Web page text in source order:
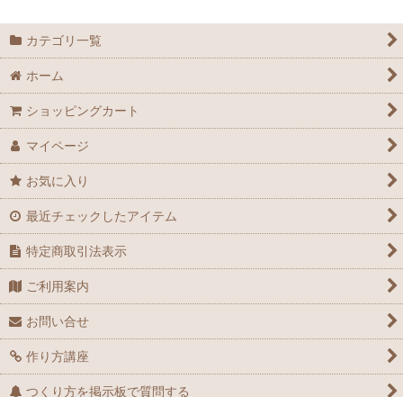
カテゴリ一覧
ホーム
ショッピングカート
マイページ
お気に入り
最近チェックしたアイテム
特定商取引法表示
ご利用案内
お問い合せ
作り方講座
つくり方を掲示板で質問する